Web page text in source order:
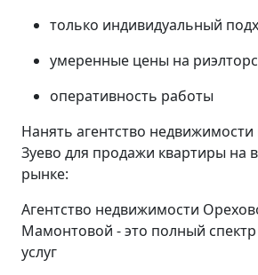
только индивидуальный
умеренные цены на
оперативность работы
Нанять агентство недвижимости
Зуево для продажи квартиры на
рынке:
Агентство недвижимости
Мамонтовой - это полный спектр
услуг